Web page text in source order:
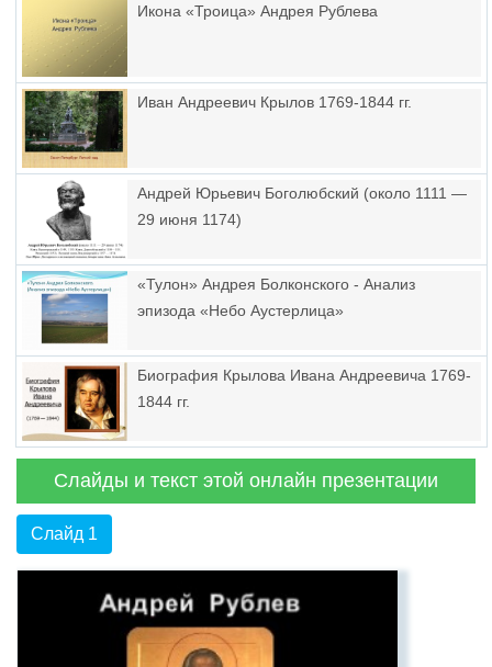
Икона «Троица» Андрея Рублева
Иван Андреевич Крылов 1769-1844 гг.
Андрей Юрьевич Боголюбский (около 1111 —
29 июня 1174)
«Тулон» Андрея Болконского - Анализ
эпизода «Небо Аустерлица»
Биография Крылова Ивана Андреевича 1769-
1844 гг.
Слайды и текст этой онлайн презентации
Слайд 1